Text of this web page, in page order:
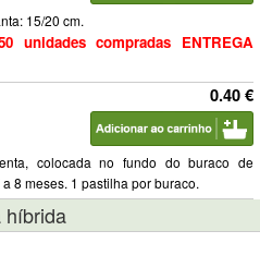
15/20 cm.
unidades compradas ENTREGA
0.40 €
colocada no fundo do buraco de
8 meses. 1 pastilha por buraco.
híbrida